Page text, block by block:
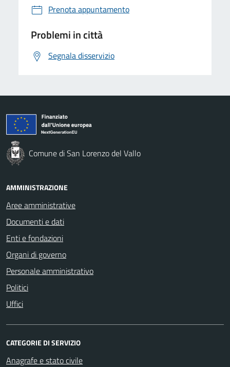
Prenota appuntamento
Problemi in città
Segnala disservizio
Comune di San Lorenzo del Vallo
AMMINISTRAZIONE
Aree amministrative
Documenti e dati
Enti e fondazioni
Organi di governo
Personale amministrativo
Politici
Uffici
CATEGORIE DI SERVIZIO
Anagrafe e stato civile